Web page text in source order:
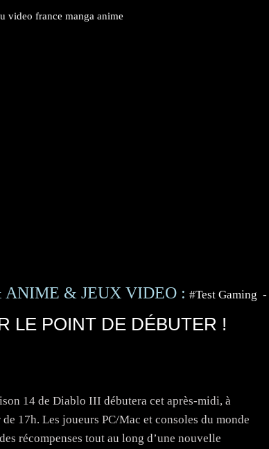
& JEUX VIDEO : #Test Gaming -
LE POINT DE DÉBUTER !
14 de Diablo III débutera cet après-midi, à
17h. Les joueurs PC/Mac et consoles du monde
récompenses tout au long d’une nouvelle